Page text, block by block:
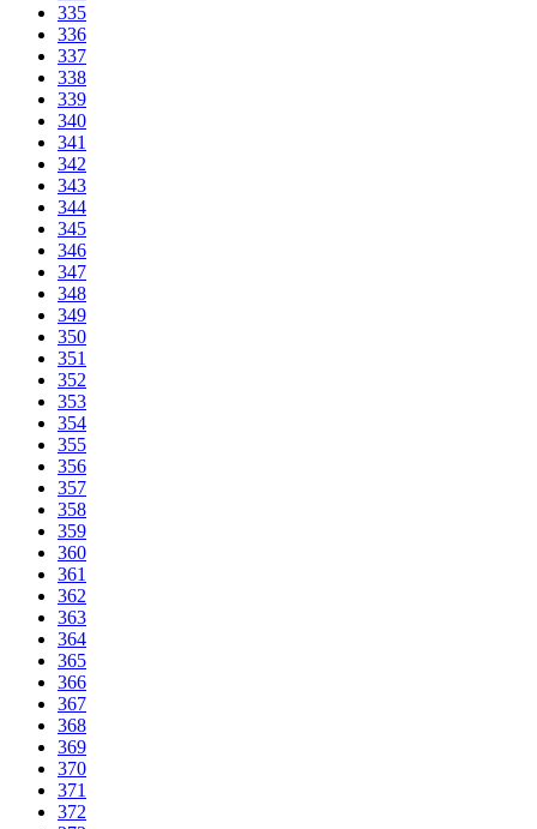
335
336
337
338
339
340
341
342
343
344
345
346
347
348
349
350
351
352
353
354
355
356
357
358
359
360
361
362
363
364
365
366
367
368
369
370
371
372